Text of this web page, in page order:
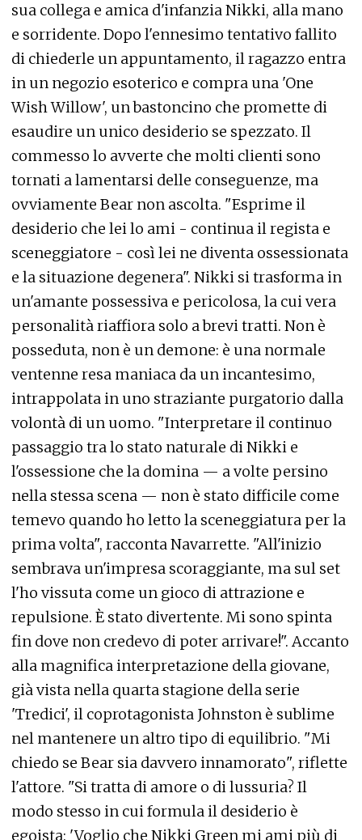
sua collega e amica d'infanzia Nikki, alla mano
e sorridente. Dopo l'ennesimo tentativo fallito
di chiederle un appuntamento, il ragazzo entra
in un negozio esoterico e compra una 'One
Wish Willow', un bastoncino che promette di
esaudire un unico desiderio se spezzato. Il
commesso lo avverte che molti clienti sono
tornati a lamentarsi delle conseguenze, ma
ovviamente Bear non ascolta. "Esprime il
desiderio che lei lo ami - continua il regista e
sceneggiatore - così lei ne diventa ossessionata
e la situazione degenera". Nikki si trasforma in
un'amante possessiva e pericolosa, la cui vera
personalità riaffiora solo a brevi tratti. Non è
posseduta, non è un demone: è una normale
ventenne resa maniaca da un incantesimo,
intrappolata in uno straziante purgatorio dalla
volontà di un uomo. "Interpretare il continuo
passaggio tra lo stato naturale di Nikki e
l'ossessione che la domina — a volte persino
nella stessa scena — non è stato difficile come
temevo quando ho letto la sceneggiatura per la
prima volta", racconta Navarrette. "All'inizio
sembrava un'impresa scoraggiante, ma sul set
l'ho vissuta come un gioco di attrazione e
repulsione. È stato divertente. Mi sono spinta
fin dove non credevo di poter arrivare!". Accanto
alla magnifica interpretazione della giovane,
già vista nella quarta stagione della serie
'Tredici', il coprotagonista Johnston è sublime
nel mantenere un altro tipo di equilibrio. "Mi
chiedo se Bear sia davvero innamorato", riflette
l'attore. "Si tratta di amore o di lussuria? Il
modo stesso in cui formula il desiderio è
egoista: 'Voglio che Nikki Green mi ami più di